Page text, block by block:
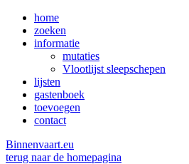
home
zoeken
informatie
mutaties
Vlootlijst sleepschepen
lijsten
gastenboek
toevoegen
contact
Binnenvaart.eu
terug naar de homepagina